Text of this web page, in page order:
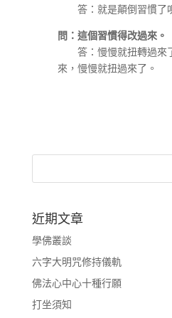
答：就是顛倒習慣了
問：這個習慣得改過來。
答：慢慢就扭轉過來
來，慢慢就扭過來了。
近期文章
學佛叢談
六字大明咒修持儀軌
佛法心中心十種行願
打坐須知